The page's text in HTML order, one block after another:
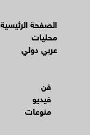
الصفحة الرئيسية
محليات
عربي دولي
فن
فيديو
منوعات